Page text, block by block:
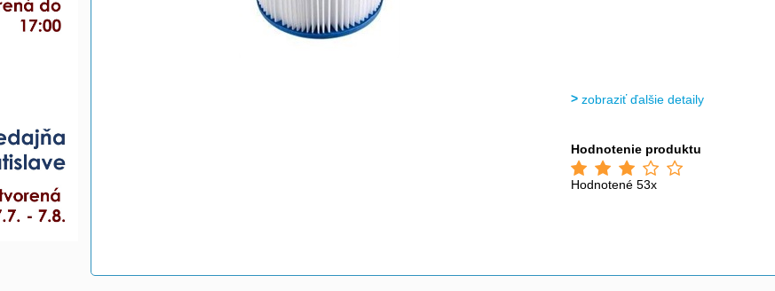
zobraziť ďalšie detaily
Hodnotenie produktu
Hodnotené 53x